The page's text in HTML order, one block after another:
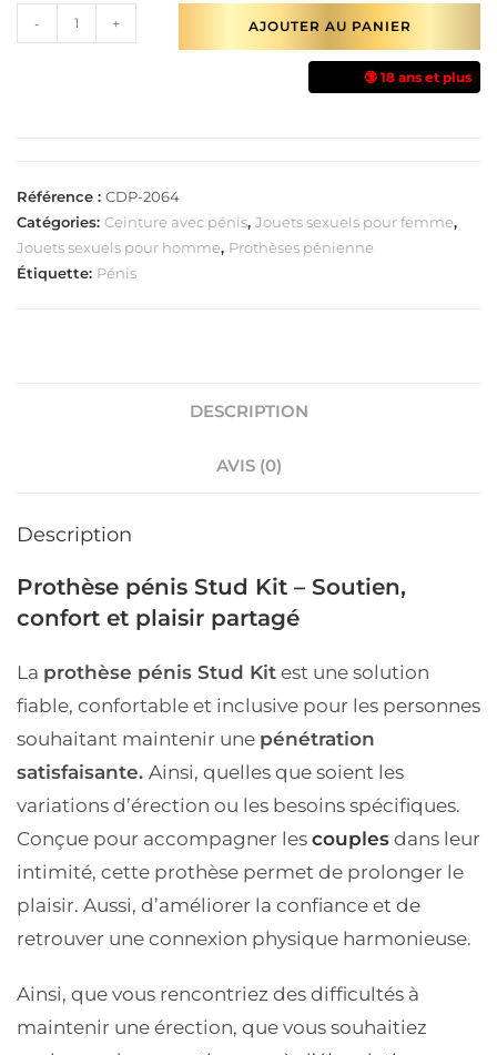
- + AJOUTER AU PANIER
🔞 18 ans et plus
Référence : CDP-2064
Catégories: Ceinture avec pénis, Jouets sexuels pour femme,
Jouets sexuels pour homme, Prothèses pénienne
Étiquette: Pénis
DESCRIPTION
AVIS (0)
Description
Prothèse pénis Stud Kit – Soutien,
confort et plaisir partagé
La prothèse pénis Stud Kit est une solution
fiable, confortable et inclusive pour les personnes
souhaitant maintenir une pénétration
satisfaisante. Ainsi, quelles que soient les
variations d’érection ou les besoins spécifiques.
Conçue pour accompagner les couples dans leur
intimité, cette prothèse permet de prolonger le
plaisir. Aussi, d’améliorer la confiance et de
retrouver une connexion physique harmonieuse.
Ainsi, que vous rencontriez des difficultés à
maintenir une érection, que vous souhaitiez